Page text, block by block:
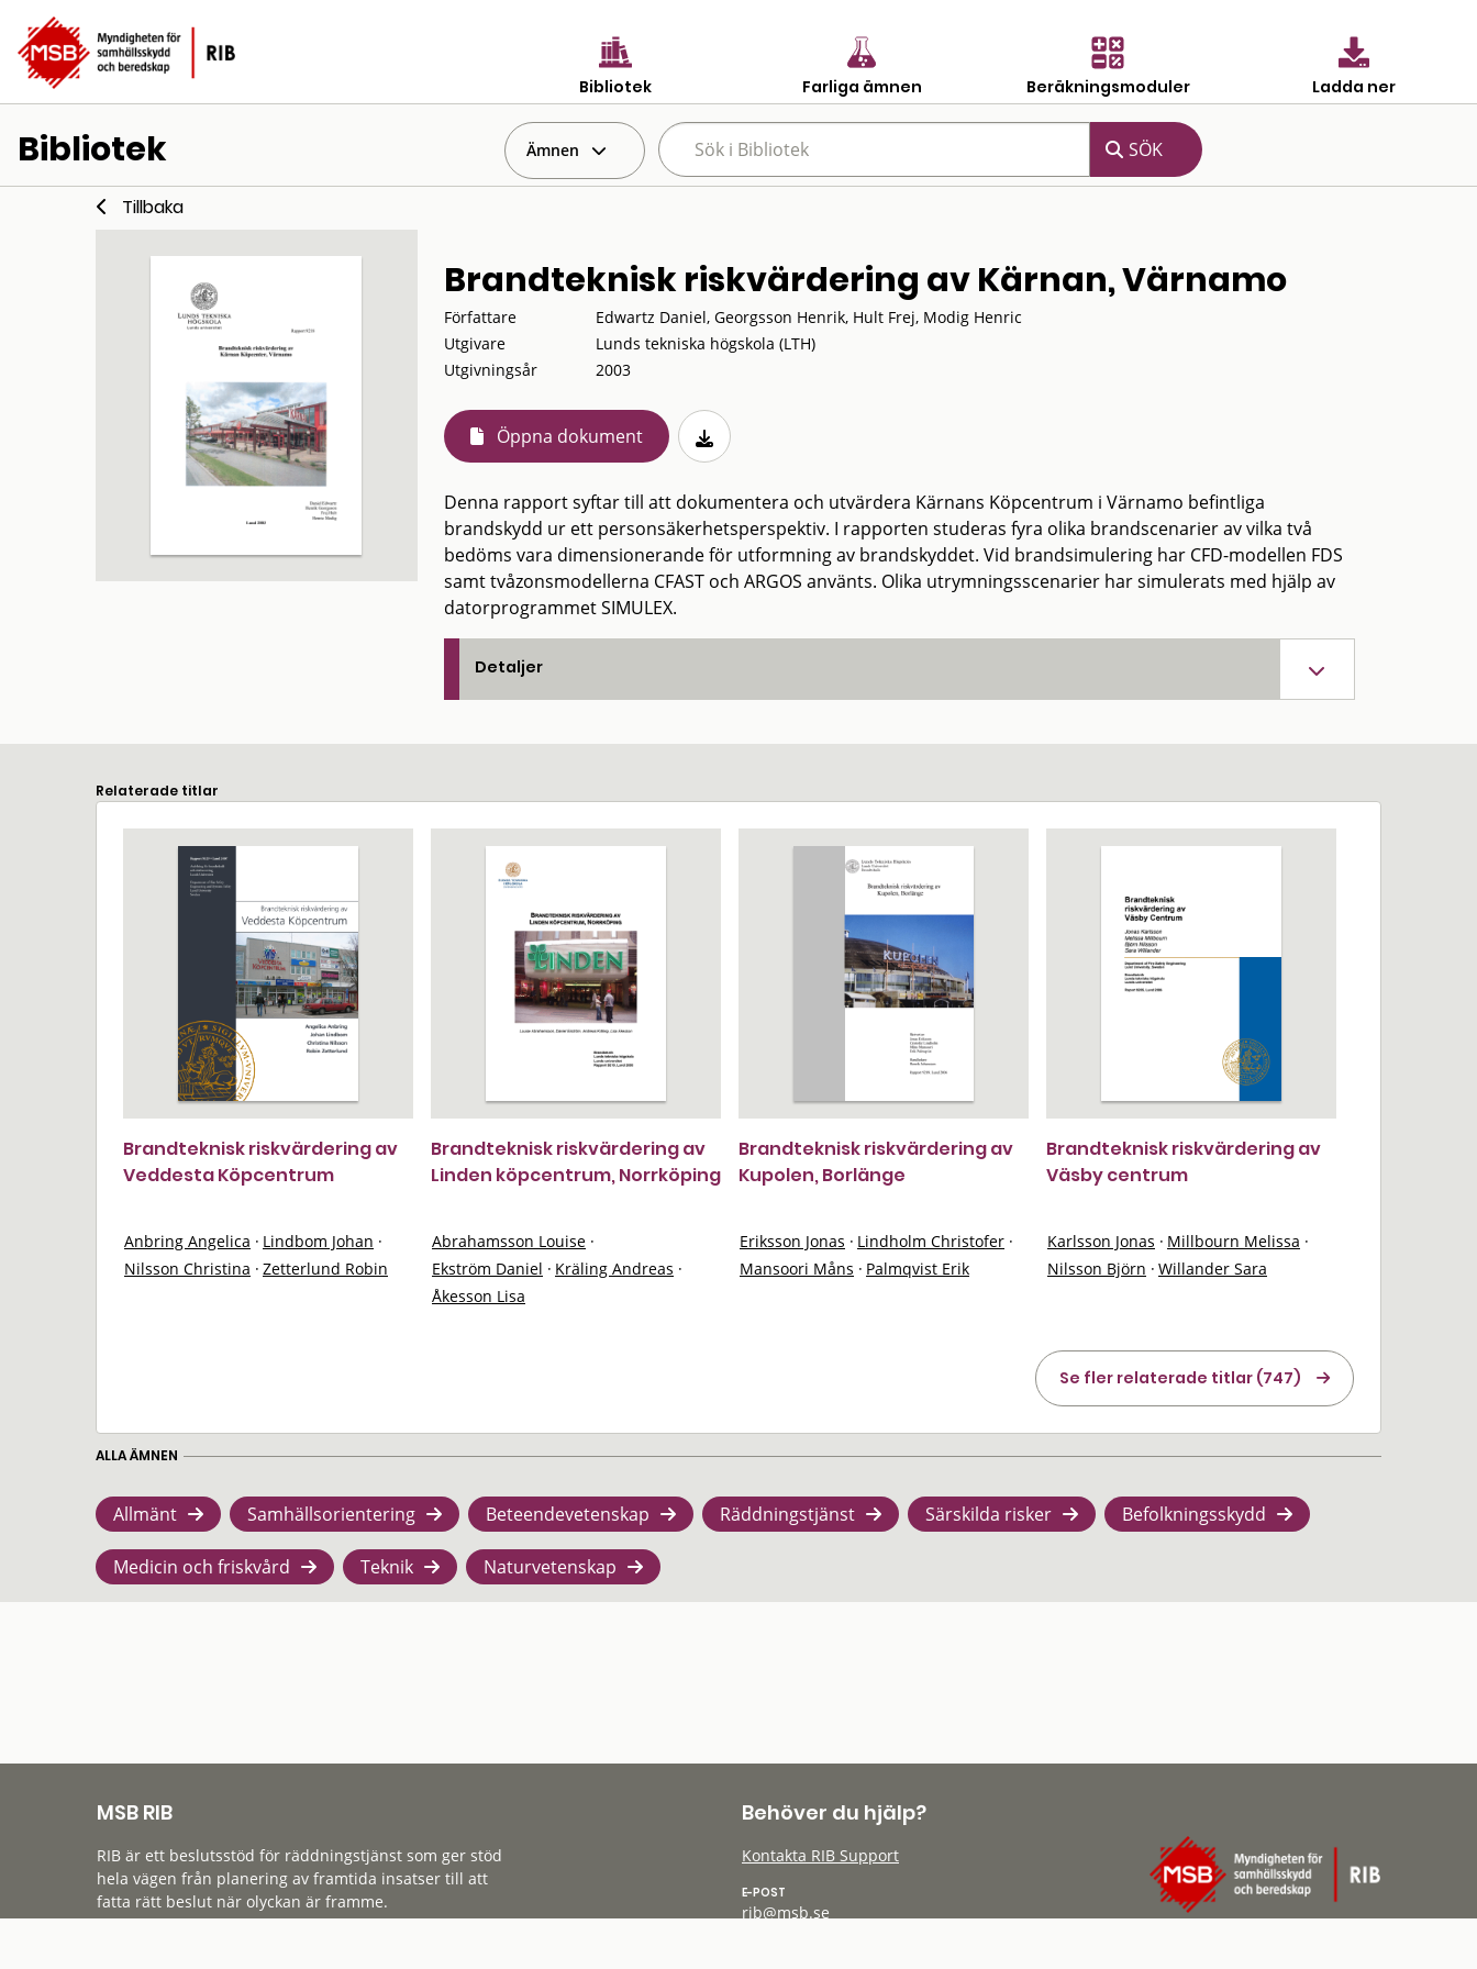
Bibliotek Farliga ämnen Beräkningsmoduler Ladda ner
Bibliotek Ämnen
Tillbaka
Brandteknisk riskvärdering av Kärnan, Värnamo
Författare
Edwartz Daniel, Georgsson Henrik, Hult Frej, Modig Henric
Utgivare
Lunds tekniska högskola (LTH)
Utgivningsår
2003
Öppna dokument
Denna rapport syftar till att dokumentera och utvärdera Kärnans Köpcentrum i Värnamo befintliga
brandskydd ur ett personsäkerhetsperspektiv. I rapporten studeras fyra olika brandscenarier av vilka två
bedöms vara dimensionerande för utformning av brandskyddet. Vid brandsimulering har CFD-modellen FDS
samt tvåzonsmodellerna CFAST och ARGOS använts. Olika utrymningsscenarier har simulerats med hjälp av
datorprogrammet SIMULEX.
Detaljer
Relaterade titlar
Brandteknisk riskvärdering av
Veddesta Köpcentrum
Anbring Angelica · Lindbom Johan ·
Nilsson Christina · Zetterlund Robin
Brandteknisk riskvärdering av
Linden köpcentrum, Norrköping
Abrahamsson Louise ·
Ekström Daniel · Kräling Andreas ·
Åkesson Lisa
Brandteknisk riskvärdering av
Kupolen, Borlänge
Eriksson Jonas · Lindholm Christofer ·
Mansoori Måns · Palmqvist Erik
Brandteknisk riskvärdering av
Väsby centrum
Karlsson Jonas · Millbourn Melissa ·
Nilsson Björn · Willander Sara
Se fler relaterade titlar (747)
ALLA ÄMNEN
Allmänt Samhällsorientering Beteendevetenskap Räddningstjänst Särskilda risker Befolkningsskydd
Medicin och friskvård Teknik Naturvetenskap
MSB RIB
RIB är ett beslutsstöd för räddningstjänst som ger stöd
hela vägen från planering av framtida insatser till att
fatta rätt beslut när olyckan är framme.
Behöver du hjälp?
Kontakta RIB Support
E-POST
rib@msb.se